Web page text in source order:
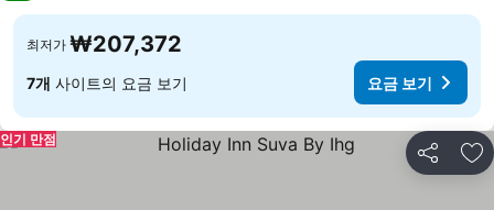
최저가 ₩207,372
7개 사이트의 요금 보기 요금 보기
공유 즐
인기 만점